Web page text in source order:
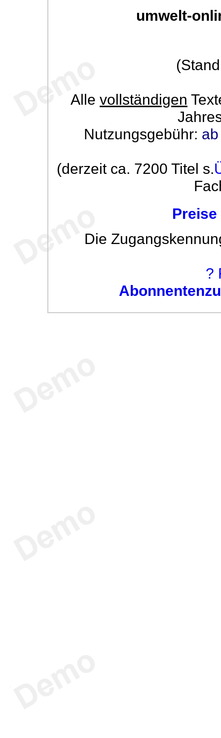
umwelt-
Alle vollständigen
Nutzungsgebühr:
(derzeit ca. 7200 Titel s.
Die
?